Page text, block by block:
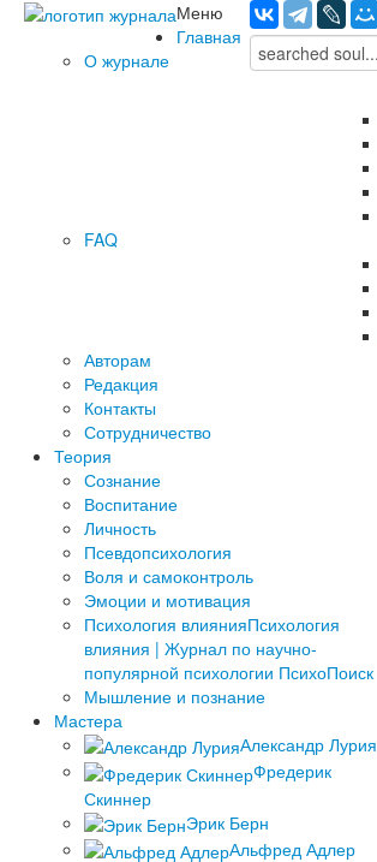
Меню
Главная
О журнале
FAQ
Авторам
Редакция
­Контакты
Сотрудничество
Теория
Сознание
Воспитание
Личность
Псевдопсихология
Воля и самоконтроль
Эмоции и мотивация
Психология влиянияПсихология
влияния | Журнал по научно-
популярной психологии ПсихоПоиск
Мышление и познание
Мастера
Александр Лурия
Фредерик
Скиннер
Эрик Берн
Альфред Адлер